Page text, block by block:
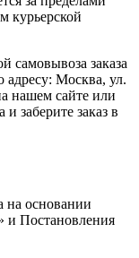
курьерской
самовывоза заказа
Москва, ул.
нашем сайте или
заберите заказ в
на основании
и Постановления